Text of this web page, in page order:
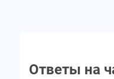
Ответы на